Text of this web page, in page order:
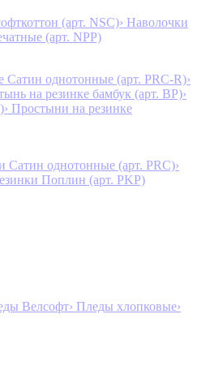
(арт. NSC)› Наволочки
(арт. NPP)
Сатин однотонные (арт. PRC-R)›
на резинке бамбук (арт. BP)›
› Простыни на резинке
Сатин однотонные (арт. PRC)›
Поплин (арт. PKP)
Велсофт› Пледы хлопковые›